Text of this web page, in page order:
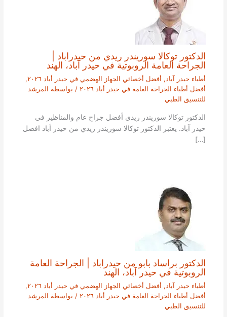
الدكتور توكالا سوريندر ريدي من حيدراباد |
الجراحة العامة الروبوتية في حيدر آباد، الهند
أطباء حيدر آباد, أفضل أخصائي الجهاز الهضمي في حيدر أباد ٢٠٢٦
,
أفضل أطباء الجراحة العامة في حيدر أباد ٢٠٢٦
/ بواسطة المرشد
للتنسيق الطبي
الدكتور توكالا سوريندر ريدي أفضل جراح عام والمناظير في
حيدر آباد. يعتبر الدكتور توكالا سوريندر ريدي من حيدر أباد افضل
[…]
الدكتور براساد بابو من حيدراباد | الجراحة العامة
الروبوتية في حيدر آباد، الهند
أطباء حيدر آباد , أفضل أخصائي الجهاز الهضمي في حيدر أباد ٢٠٢٦
,
أفضل أطباء الجراحة العامة في حيدر أباد ٢٠٢٦
/ بواسطة المرشد
للتنسيق الطبي